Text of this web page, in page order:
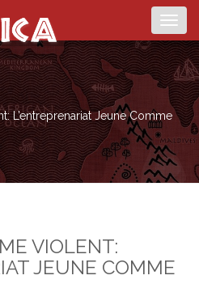
L’entreprenariat Jeune Comme
VIOLENT:
JEUNE COMME